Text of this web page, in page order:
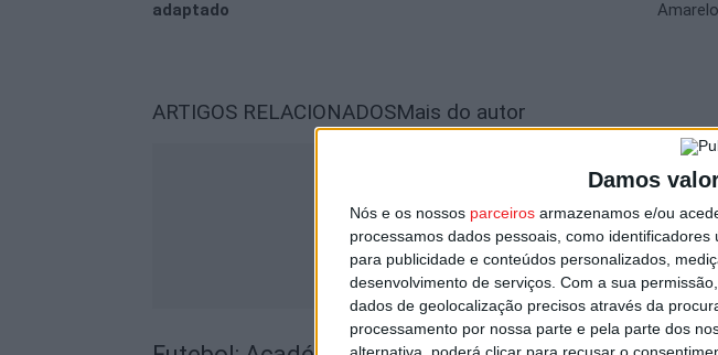
Damos
Nós e os nossos parceiros armazenamos e/ou
processamos dados pessoais, como
para publicidade e conteúdos personalizados,
desenvolvimento de serviços. Com a sua
dados de geolocalização precisos através da
processamento por nossa parte e pela parte dos
alternativa, poderá clicar para recusar o
adaptado
ARTIGOS RELACIONADOSMais do autor